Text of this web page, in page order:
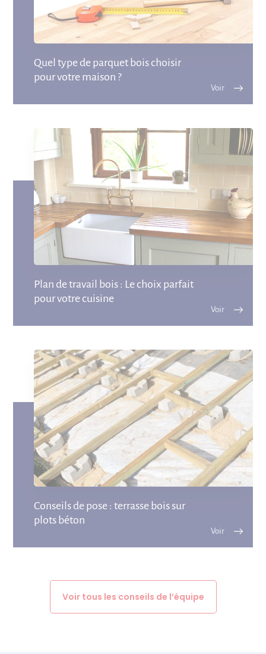
Quel type de parquet bois choisir
pour votre maison ?
Plan de travail bois : Le choix parfait
pour votre cuisine
Conseils de pose : terrasse bois sur
plots béton
Voir tous les conseils de l’équipe